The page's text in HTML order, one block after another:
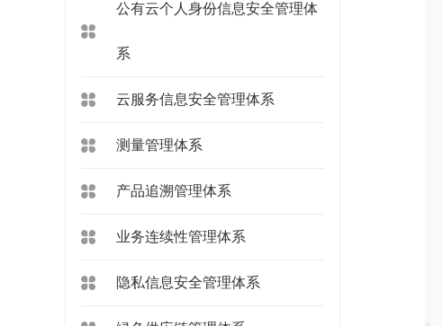
公有云个人身份信息安全管理体
系
云服务信息安全管理体系
测量管理体系
产品追溯管理体系
业务连续性管理体系
隐私信息安全管理体系